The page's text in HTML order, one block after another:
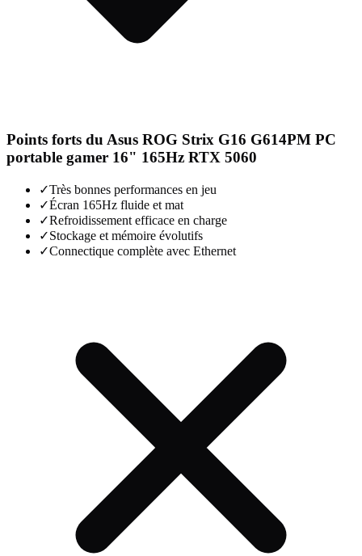
Points forts du Asus ROG Strix G16 G614PM PC
portable gamer 16" 165Hz RTX 5060
✓Très bonnes performances en jeu
✓Écran 165Hz fluide et mat
✓Refroidissement efficace en charge
✓Stockage et mémoire évolutifs
✓Connectique complète avec Ethernet